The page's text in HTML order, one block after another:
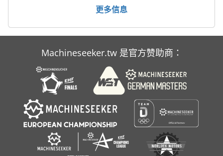
更多信息
Machineseeker.tw 是官方赞助商：